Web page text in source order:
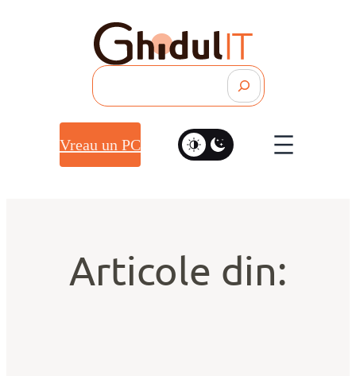
Vreau un PC
Articole din: